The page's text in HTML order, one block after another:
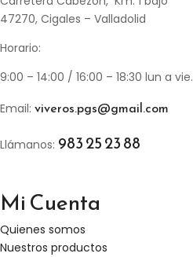
47270, Cigales – Valladolid
Horario:
9:00 – 14:00 / 16:00 – 18:30 lun a vie.
Email: viveros.pgs@gmail.com
Llámanos: 983 25 23 88
Mi Cuenta
Quienes somos
Nuestros productos